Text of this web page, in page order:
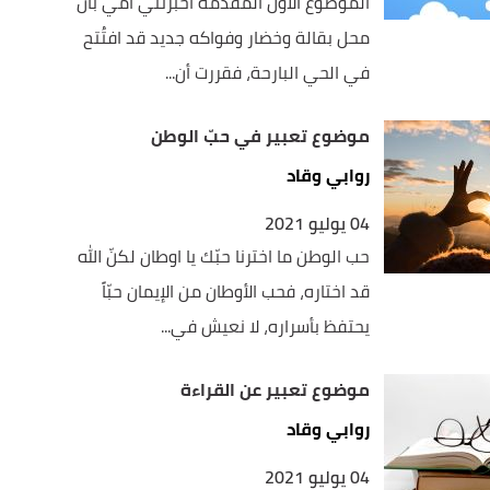
محل بقالة وخضار وفواكه جديد قد افتُتح
في الحي البارحة، فقررت أن...
موضوع تعبير في حبّ الوطن
روابي وقاد
04 يوليو 2021
حب الوطن ما اخترنا حبّك يا اوطان لكنّ الله
قد اختاره، فحب الأوطان من الإيمان حبّاً
يحتفظ بأسراره، لا نعيش في...
موضوع تعبير عن القراءة
روابي وقاد
04 يوليو 2021